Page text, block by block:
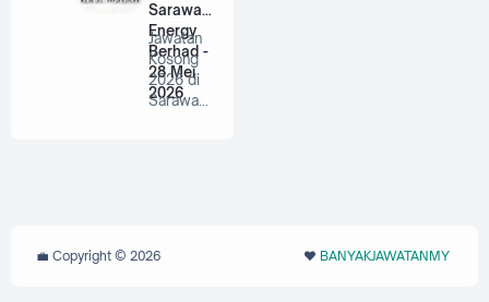
Sarawak
Energy
Berhad -
28 Mei
2026
Jawatan
Kosong
2026 di
Sarawak
💼 Copyright © 2026 ❤️‬ BANYAKJAWATANMY